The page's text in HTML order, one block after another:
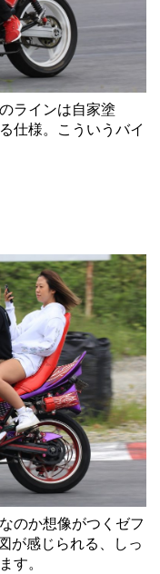
ラインは自家塗
仕様。こういうバイ
のか想像がつくゼフ
が感じられる、しっ
す。